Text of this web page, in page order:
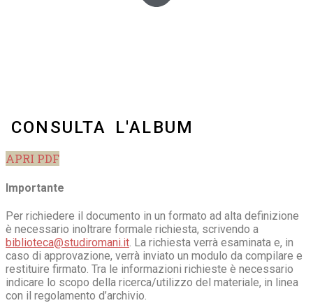
CONSULTA L'ALBUM
APRI PDF
Importante
Per richiedere il documento in un formato ad alta definizione
è necessario inoltrare formale richiesta, scrivendo a
biblioteca@studiromani.it. La richiesta verrà esaminata e, in
caso di approvazione, verrà inviato un modulo da compilare e
restituire firmato. Tra le informazioni richieste è necessario
indicare lo scopo della ricerca/utilizzo del materiale, in linea
con il regolamento d’archivio.